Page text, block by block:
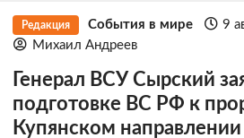
Редакция События в мире
9
Михаил Андреев
Генерал ВСУ Сырский
подготовке ВС РФ к
Купянском направлении